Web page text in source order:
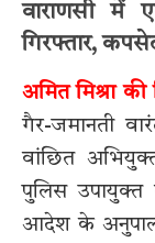
वाराणसी में
गिरफ्तार,
अमित मिश्रा की
गैर-जमानती
वांछित
पुलिस उपायुक्त
आदेश के